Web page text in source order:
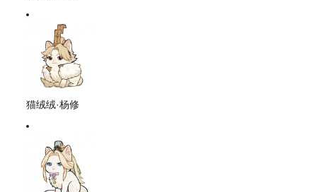
猫绒绒·杨修